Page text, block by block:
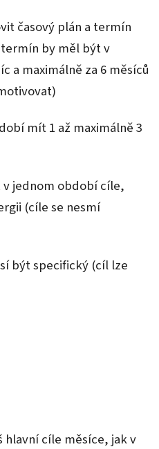
časový plán a termín
by měl být v
a maximálně za 6 měsíců
mít 1 až maximálně 3
v jednom období cíle,
(cíle se nesmí
být specifický (cíl lze
hlavní cíle měsíce, jak v